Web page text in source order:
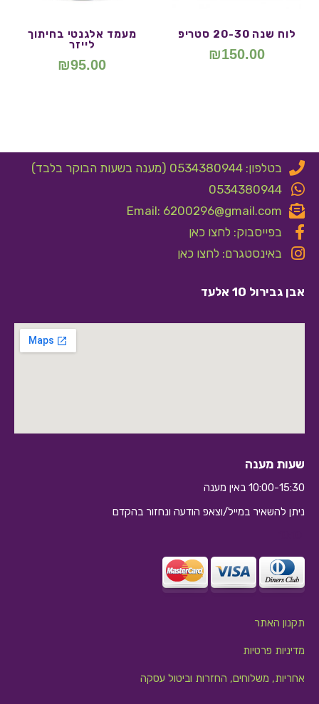
לוח שנה 20-30 סטריפ
₪150.00
מעמד אלגנטי בחיתוך
לייזר
₪95.00
בטלפון: 0534380944 (מענה בשעות הבוקר בלבד)
0534380944
Email: 6200296@gmail.com
בפייסבוק: לחצו כאן
באינסטגרם: לחצו כאן
אבן גבירול 10 אלעד
שעות מענה
10:00-15:30 באין מענה
ניתן להשאיר במייל/וצאפ הודעה ונחזור בהקדם
תקנון האתר
מדיניות פרטיות
אחריות, משלוחים, החזרות וביטול עסקה